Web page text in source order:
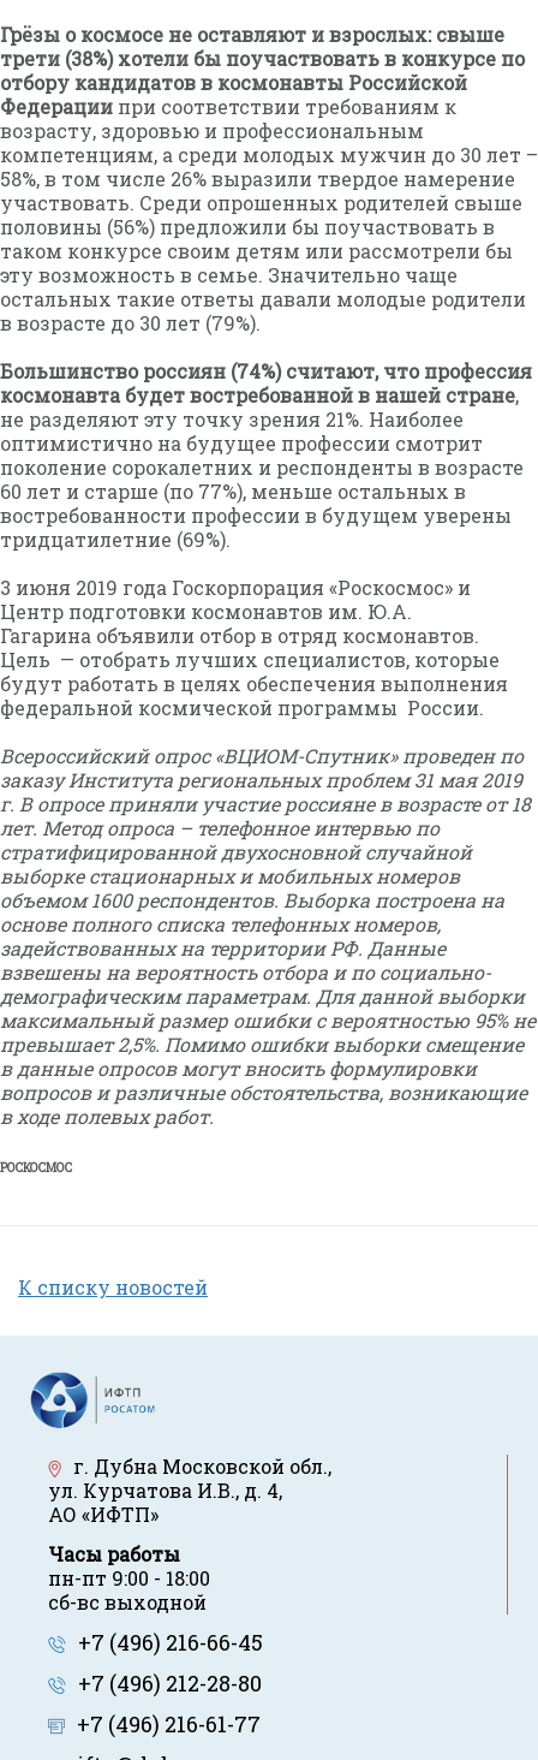
Грёзы о космосе не оставляют и взрослых: свыше
трети (38%) хотели бы поучаствовать в конкурсе по
отбору кандидатов в космонавты Российской
Федерации при соответствии требованиям к
возрасту, здоровью и профессиональным
компетенциям, а среди молодых мужчин до 30 лет –
58%, в том числе 26% выразили твердое намерение
участвовать. Среди опрошенных родителей свыше
половины (56%) предложили бы поучаствовать в
таком конкурсе своим детям или рассмотрели бы
эту возможность в семье. Значительно чаще
остальных такие ответы давали молодые родители
в возрасте до 30 лет (79%).
Большинство россиян (74%) считают, что профессия
космонавта будет востребованной в нашей стране,
не разделяют эту точку зрения 21%. Наиболее
оптимистично на будущее профессии смотрит
поколение сорокалетних и респонденты в возрасте
60 лет и старше (по 77%), меньше остальных в
востребованности профессии в будущем уверены
тридцатилетние (69%).
3 июня 2019 года Госкорпорация «Роскосмос» и
Центр подготовки космонавтов им. Ю.А.
Гагарина объявили отбор в отряд космонавтов.
Цель — отобрать лучших специалистов, которые
будут работать в целях обеспечения выполнения
федеральной космической программы России.
Всероссийский опрос «ВЦИОМ-Спутник» проведен по
заказу Института региональных проблем 31 мая 2019
г. В опросе приняли участие россияне в возрасте от 18
лет. Метод опроса – телефонное интервью по
стратифицированной двухосновной случайной
выборке стационарных и мобильных номеров
объемом 1600 респондентов. Выборка построена на
основе полного списка телефонных номеров,
задействованных на территории РФ. Данные
взвешены на вероятность отбора и по социально-
демографическим параметрам. Для данной выборки
максимальный размер ошибки с вероятностью 95% не
превышает 2,5%. Помимо ошибки выборки смещение
в данные опросов могут вносить формулировки
вопросов и различные обстоятельства, возникающие
в ходе полевых работ.
РОСКОСМОС
К списку новостей
г. Дубна Московской обл.,
ул. Курчатова И.В., д. 4,
АО «ИФТП»
Часы работы
пн-пт 9:00 - 18:00
сб-вс выходной
+7 (496) 216-66-45
+7 (496) 212-28-80
+7 (496) 216-61-77